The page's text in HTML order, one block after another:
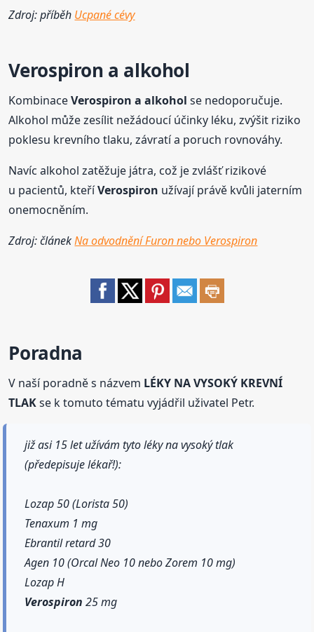
Zdroj: příběh Ucpané cévy
Verospiron a alkohol
KombinaceVerospiron a alkohol se nedoporučuje.
Alkohol může zesílit nežádoucí účinky léku, zvýšit riziko
poklesu krevního tlaku, závratí a poruch rovnováhy.
Navíc alkohol zatěžuje játra, což je zvlášť rizikové
u pacientů, kteříVerospiron užívají právě kvůli jaterním
onemocněním.
Zdroj: článekNa odvodnění Furon nebo Verospiron
Poradna
V naší poradně s názvem LÉKY NA VYSOKÝ KREVNÍ
TLAKse k tomuto tématu vyjádřil uživatel Petr.
již asi 15 let užívám tyto léky na vysoký tlak
(předepisuje lékař!):
Lozap 50 (Lorista 50)
Tenaxum 1 mg
Ebrantil retard 30
Agen 10 (Orcal Neo 10 nebo Zorem 10 mg)
Lozap H
Verospiron 25 mg